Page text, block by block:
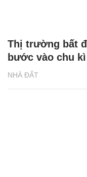
NHÀ ĐẤT
Thị trường bất
bước vào chu